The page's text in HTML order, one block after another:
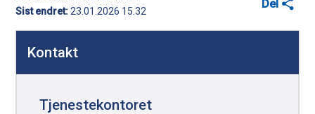
Sist endret 23.01.2026 15.32
Del
Kontakt
Tjenestekontoret